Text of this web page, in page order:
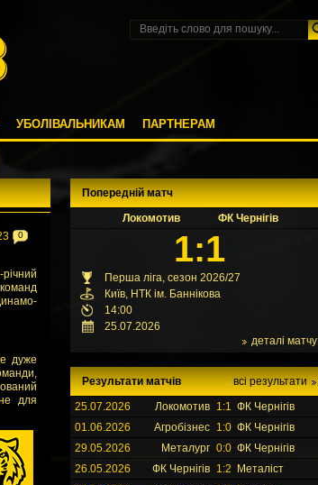
УБОЛІВАЛЬНИКАМ ПАРТНЕРАМ
0
дуже
для
Попередній матч
Локомотив
ФК Чернігів
1:1
Перша ліга, сезон 2026/27
Київ, НТК ім. Баннікова
14:00
25.07.2026
деталі матчу
всі результати
Результати матчів
25.07.2026
Локомотив 1:1 ФК Чернігів
01.06.2026
Агробізнес 1:0 ФК Чернігів
29.05.2026
Металург 0:0 ФК Чернігів
26.05.2026
ФК Чернігів 1:2
Металіст